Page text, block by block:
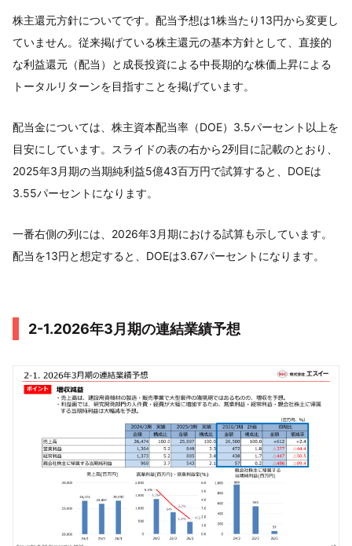
株主還元方針についてです。配当予想は1株当たり13円から変更し
ていません。従来掲げている株主還元の基本方針として、直接的
な利益還元（配当）と成長投資による中長期的な株価上昇による
トータルリターンを目指すことを掲げています。
配当金については、株主資本配当率（DOE）3.5パーセント以上を
目安にしています。スライドの表の右から2列目に記載のとおり、
2025年3月期の当期純利益5億43百万円で試算すると、DOEは
3.55パーセントになります。
一番右側の列には、2026年3月期における試算も示しています。
配当を13円と想定すると、DOEは3.67パーセントになります。
2-1.2026年3月期の連結業績予想